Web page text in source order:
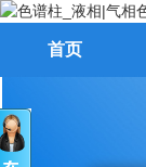
首页